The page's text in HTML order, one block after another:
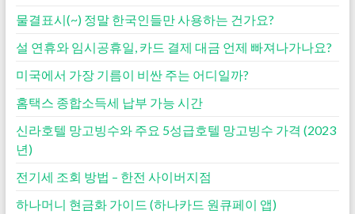
물결표시(~) 정말 한국인들만 사용하는 건가요?
설 연휴와 임시공휴일, 카드 결제 대금 언제 빠져나가나요?
미국에서 가장 기름이 비싼 주는 어디일까?
홈택스 종합소득세 납부 가능 시간
신라호텔 망고빙수와 주요 5성급호텔 망고빙수 가격 (2023
년)
전기세 조회 방법 – 한전 사이버지점
하나머니 현금화 가이드 (하나카드 원큐페이 앱)